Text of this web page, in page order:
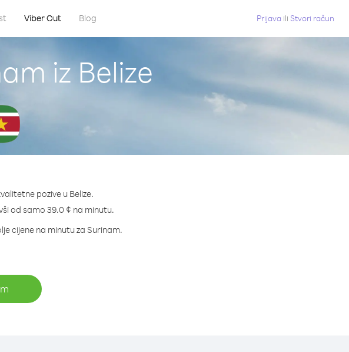
Viber Out Blog Prijava ili Stvori račun
iz Belize
pozive u Belize.
od samo 39.0 ¢ na minutu.
cijene na minutu za Surinam.